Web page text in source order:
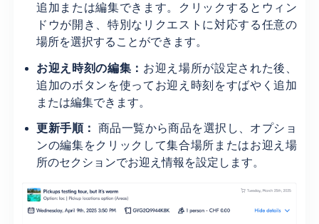
追加または編集できます。クリックするとウィン
ドウが開き、特別なリクエストに対応する任意の
場所を選択することができます。
お迎え時刻の編集： お迎え場所が設定された後、
追加のボタンを使ってお迎え時刻をすばやく追加
または編集できます。
更新手順：
商品一覧から商品を選択し、オプショ
ンの編集をクリックして集合場所またはお迎え場
所のセクションでお迎え情報を設定します。